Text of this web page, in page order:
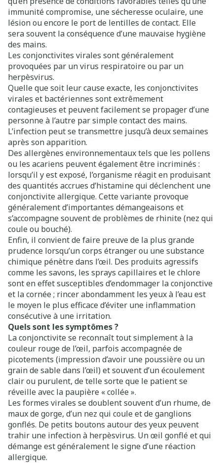
immunité compromise, une sécheresse oculaire, une
lésion ou encore le port de lentilles de contact. Elle
sera souvent la conséquence d’une mauvaise hygiène
des mains.
Les conjonctivites virales sont généralement
provoquées par un virus respiratoire ou par un
herpèsvirus.
Quelle que soit leur cause exacte, les conjonctivites
virales et bactériennes sont extrêmement
contagieuses et peuvent facilement se propager d’une
personne à l’autre par simple contact des mains.
L’infection peut se transmettre jusqu’à deux semaines
après son apparition.
Des allergènes environnementaux tels que les pollens
ou les acariens peuvent également être incriminés :
lorsqu’il y est exposé, l’organisme réagit en produisant
des quantités accrues d’histamine qui déclenchent une
conjonctivite allergique. Cette variante provoque
généralement d’importantes démangeaisons et
s’accompagne souvent de problèmes de rhinite (nez qui
coule ou bouché).
Enfin, il convient de faire preuve de la plus grande
prudence lorsqu’un corps étranger ou une substance
chimique pénètre dans l’œil. Des produits agressifs
comme les savons, les sprays capillaires et le chlore
sont en effet susceptibles d’endommager la conjonctive
et la cornée ; rincer abondamment les yeux à l’eau est
le moyen le plus efficace d’éviter une inflammation
consécutive à une irritation.
Quels sont les symptômes ?
La conjonctivite se reconnaît tout simplement à la
couleur rouge de l’œil, parfois accompagnée de
picotements (impression d’avoir une poussière ou un
grain de sable dans l’œil) et souvent d’un écoulement
clair ou purulent, de telle sorte que le patient se
réveille avec la paupière « collée ».
Les formes virales se doublent souvent d’un rhume, de
maux de gorge, d’un nez qui coule et de ganglions
gonflés. De petits boutons autour des yeux peuvent
trahir une infection à herpèsvirus. Un œil gonflé et qui
démange est généralement le signe d’une réaction
allergique.